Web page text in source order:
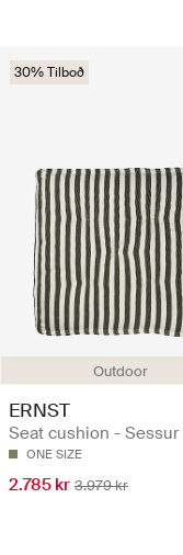
Outdoor
30% Tilboð
ERNST
Seat cushion - Sessur
ONE SIZE
2.785 kr 3.979 kr